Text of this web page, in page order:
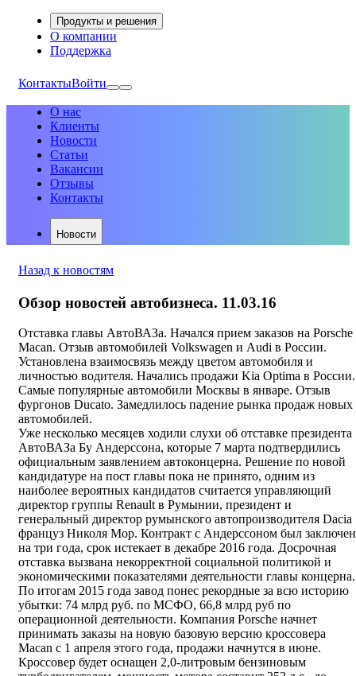
Продукты и решения
О компании
Поддержка
КонтактыВойти
О нас
Клиенты
Новости
Статьи
Вакансии
Отзывы
Контакты
Новости
Назад к новостям
Обзор новостей автобизнеса. 11.03.16
Отставка главы АвтоВАЗа. Начался прием заказов на Porsche
Macan. Отзыв автомобилей Volkswagen и Audi в России.
Установлена взаимосвязь между цветом автомобиля и
личностью водителя. Начались продажи Kia Optima в России.
Самые популярные автомобили Москвы в январе. Отзыв
фургонов Ducato. Замедлилось падение рынка продаж новых
автомобилей.
Уже несколько месяцев ходили слухи об отставке президента
АвтоВАЗа Бу Андерссона, которые 7 марта подтвердились
официальным заявлением автоконцерна. Решение по новой
кандидатуре на пост главы пока не принято, одним из
наиболее вероятных кандидатов считается управляющий
директор группы Renault в Румынии, президент и
генеральный директор румынского автопроизводителя Dacia
француз Николя Мор. Контракт с Андерссоном был заключен
на три года, срок истекает в декабре 2016 года. Досрочная
отставка вызвана некорректной социальной политикой и
экономическими показателями деятельности главы концерна.
По итогам 2015 года завод понес рекордные за всю историю
убытки: 74 млрд руб. по МСФО, 66,8 млрд руб по
операционной деятельности. Компания Porsche начнет
принимать заказы на новую базовую версию кроссовера
Macan с 1 апреля этого года, продажи начнутся в июне.
Кроссовер будет оснащен 2,0-литровым бензиновым